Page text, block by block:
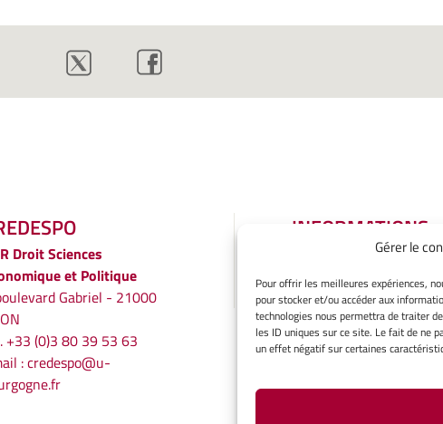
Gérer le
Pour offrir les meilleures expériences,
pour stocker et/ou accéder aux
technologies nous permettra de traiter
les ID uniques sur ce site. Le fait de ne
un effet négatif sur certaines
Droit Sciences
et Politique
Gabriel - 21000
+33 (0)3 80 39 53 63
:credespo@u-
INFORMATIONS
Mentions légales
Gérer mes cookies
Politique de cookies
Déclaration de
Avertissement